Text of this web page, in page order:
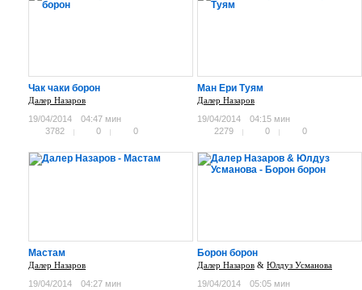
Чак чаки борон
Далер Назаров
19/04/2014
04:47 мин
3782
0 0
Ман Ери Туям
Далер Назаров
19/04/2014
04:15 мин
2279
0 0
Мастам
Далер Назаров
19/04/2014
04:27 мин
Борон борон
Далер Назаров & Юлдуз Усманова
19/04/2014
05:05 мин